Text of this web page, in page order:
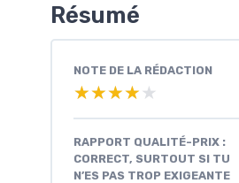
Résumé
NOTE DE LA RÉDACTION
★★★★★
★★★★★
RAPPORT QUALITÉ-PRIX :
CORRECT, SURTOUT SI TU
N’ES PAS TROP EXIGEANTE